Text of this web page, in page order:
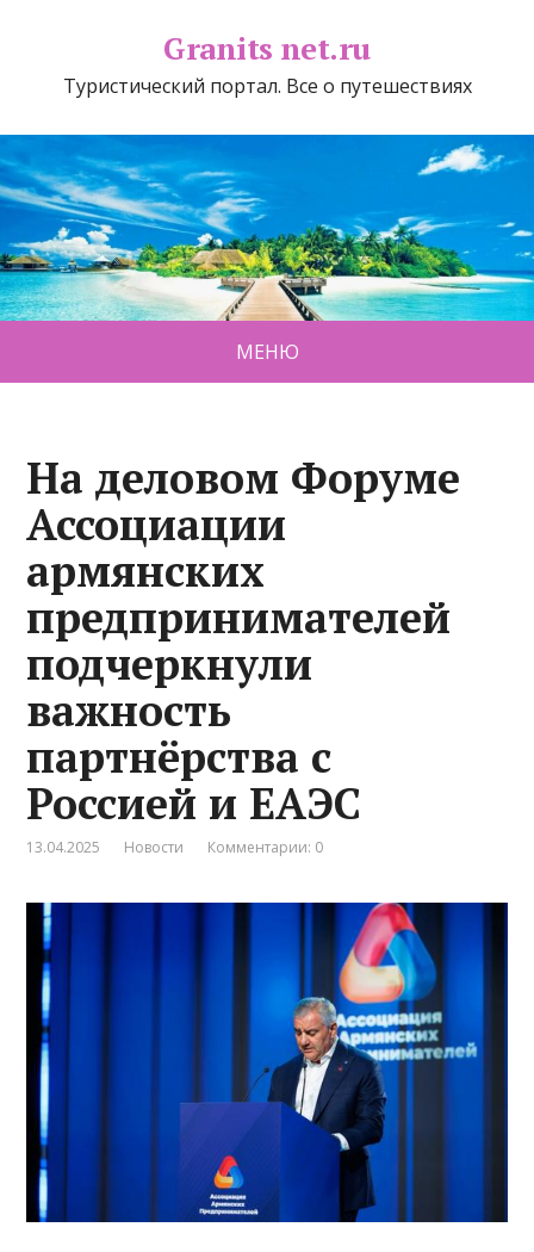
Granits net.ru
Туристический портал. Все о путешествиях
МЕНЮ
На деловом Форуме
Ассоциации
армянских
предпринимателей
подчеркнули
важность
партнёрства с
Россией и ЕАЭС
13.04.2025 Новости Комментарии: 0